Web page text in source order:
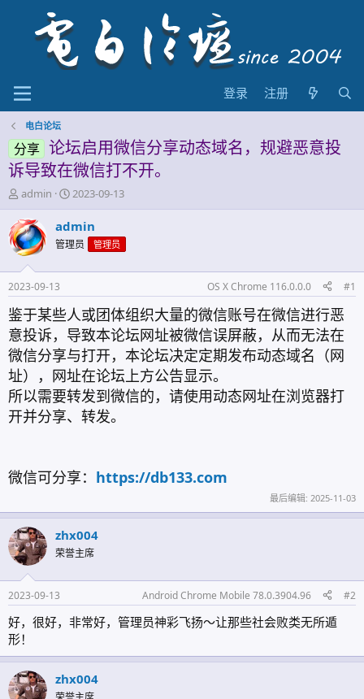
登录 注册
电白论坛
分享 论坛启用微信分享动态域名，规避恶意投
诉导致在微信打不开。
主
题
发
起
人
admin
开
始
时
间
2023-09-13
admin
管理员 管理员
2023-09-13 OS X Chrome 116.0.0.0 #1
鉴于某些人或团体组织大量的微信账号在微信进行恶
意投诉，导致本论坛网址被微信误屏蔽，从而无法在
微信分享与打开，本论坛决定定期发布动态域名（网
址），网址在论坛上方公告显示。
所以需要转发到微信的，请使用动态网址在浏览器打
开并分享、转发。
微信可分享： https://db133.com
最后编辑: 2025-11-03
zhx004
荣誉主席
2023-09-13 Android Chrome Mobile 78.0.3904.96 #2
好，很好，非常好，管理员神彩飞扬～让那些社会败类无所遁
形！
zhx004